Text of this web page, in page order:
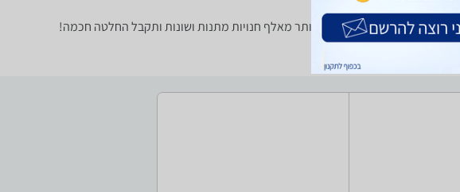
סוג ועוד, השוואת מחירים ביותר מאלף חנויות מתנות ושונות ותקבל החלטה חכמה!